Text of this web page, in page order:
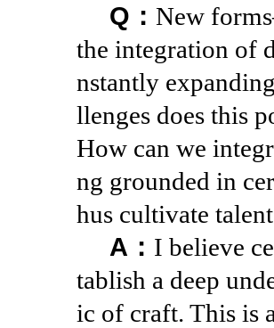
Q：New
the integration of
nstantly
llenges does this
How can we
ng grounded in
hus cultivate
A： I believe
tablish a deep
ic of craft. This is